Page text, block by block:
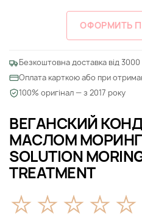
ВЕГАНСКИЙ
МАСЛОМ МОРИНГИ
SOLUTION
TREATMENT
ОФОРМИТЬ
Безкоштовна доставка від 3000
Оплата карткою або при
100% оригінал — з 2017 року